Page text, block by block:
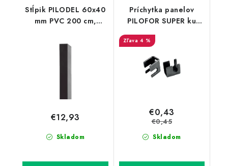
Stĺpik PILODEL 60x40
mm PVC 200 cm,
Skladom
€12,93
Príchytka panelov
PILOFOR SUPER ku
konštrukcii brány,
nerezová
4 %
Skladom
€0,43
€0,45